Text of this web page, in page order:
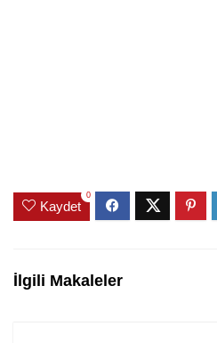
Kaydet
0
İlgili Makaleler